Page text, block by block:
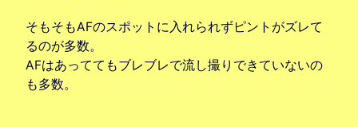
そもそもAFのスポットに入れられずピントがズレて
るのが多数。
AFはあっててもブレブレで流し撮りできていないの
も多数。